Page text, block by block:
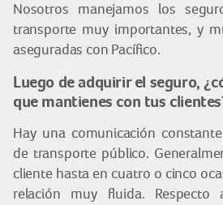
Nosotros manejamos los
transporte muy importantes, y
aseguradas con Pacífico.
Luego de adquirir el seguro,
que mantienes con tus
Hay una comunicación
de transporte público.
cliente hasta en cuatro o cinco
relación muy fluida.